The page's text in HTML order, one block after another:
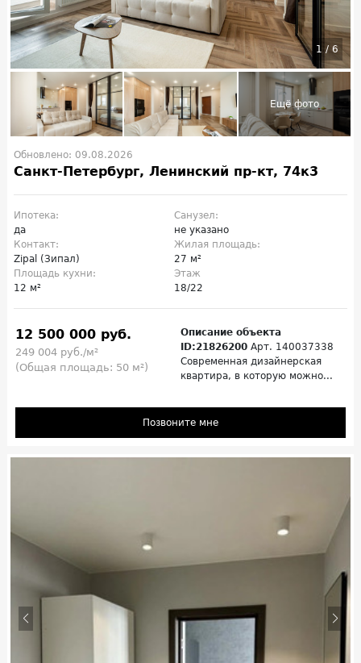
1 / 6
Обновлено: 09.08.2026
Санкт-Петербург, Ленинский пр-кт, 74к3
Ипотека:
да
Санузел:
не указано
Контакт:
Zipal (Зипал)
Жилая площадь:
27 м²
Площадь кухни:
12 м²
Этаж
18/22
12 500 000 руб.
249 004 руб./м²
(Общая площадь: 50 м²)
Описание объекта
ID:21826200 Арт. 140037338
Современная дизайнерская
квартира, в которую можно...
Позвоните мне